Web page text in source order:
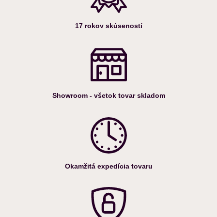
prípade je potrebné poslať zariadenie na kontrolu do servisného
Pri prenášaní zariadenia nedržte zariadenie za sieťový kábel a
zariadenie s prekrúteným alebo zalomeným sieťovým káblom.
Nikdy nestrkajte cudzie predmety do otvorov zariadenia.
Nepoužívajte zariadenie v prostredí, kde je výskyt aerosolov
Pre zachovanie dobrej a dlhodobej výkonnosti zariadenia je nutné
pravidelné čistenie a olejovanie strihacej hlavy strojčeka
príslušným spôsobom a olejom určeným pre strihacie strojčeky
minimálne 1x denne, prípadne aj častejšie ak je strihacia hlava
pre nové ako aj staršie strojčeky bez rozdielu. Ak sa strojček
je postačujúce naolejovať strihaciu hlavu strojčeka asi po
dvadsiatich strihaniach vlasov.
V prípade ak sa strihajú vlhké, prípadne mokré vlasy je
17 rokov skúseností
Showroom - všetok tovar skladom
Okamžitá expedícia tovaru